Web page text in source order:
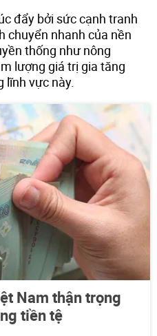
đẩy bởi sức cạnh tranh
chuyển nhanh của nền
thống như nông
lượng giá trị gia tăng
lĩnh vực này.
Nam thận trọng
tiền tệ